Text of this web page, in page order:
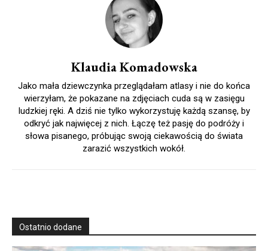
Klaudia Komadowska
Jako mała dziewczynka przeglądałam atlasy i nie do końca
wierzyłam, że pokazane na zdjęciach cuda są w zasięgu
ludzkiej ręki. A dziś nie tylko wykorzystuję każdą szansę, by
odkryć jak najwięcej z nich. Łączę też pasję do podróży i
słowa pisanego, próbując swoją ciekawością do świata
zarazić wszystkich wokół.
Ostatnio dodane